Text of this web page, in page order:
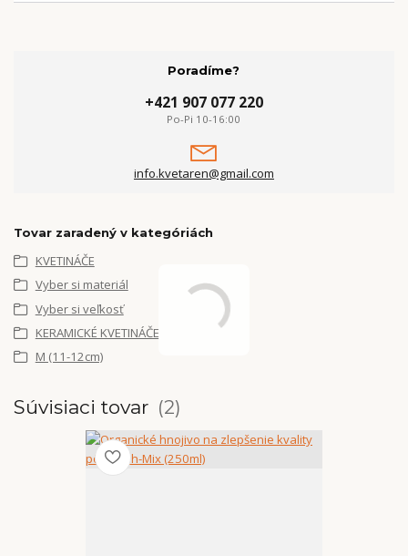
Poradíme?
+421 907 077 220
Po-Pi 10-16:00
info.kvetaren@gmail.com
Tovar zaradený v kategóriách
KVETINÁČE
Vyber si materiál
Vyber si veľkosť
KERAMICKÉ KVETINÁČE
M (11-12cm)
Súvisiaci tovar 2